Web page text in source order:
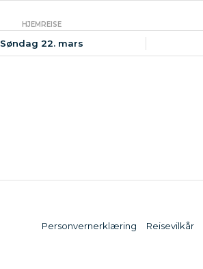
HJEMREISE
Søndag 22. mars
Personvernerklæring Reisevilkår